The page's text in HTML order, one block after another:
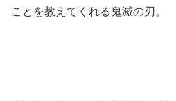
ことを教えてくれる鬼滅の刃。